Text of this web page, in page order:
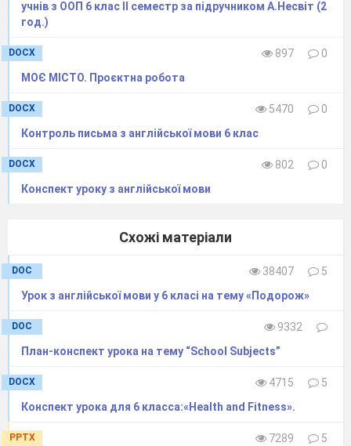
pot—
учнів з ООП 6 клас ІІ семестр за підручником А.Несвіт (2
год.)
DOCX 897
0
МОЄ МІСТО. Проєктна робота
DOCX 5470
0
Контроль письма з англійської мови 6 клас
DOCX 802
0
Конспект уроку з англійської мови
Схожі матеріали
DOC 38407
5
Урок з англійської мови у 6 класі на тему «Подорож»
DOC
9332
План-конспект урока на тему “School Subjects”
DOCX 4715
5
Конспект урока для 6 класса:«Health and Fitness».
PPTX 7289
5